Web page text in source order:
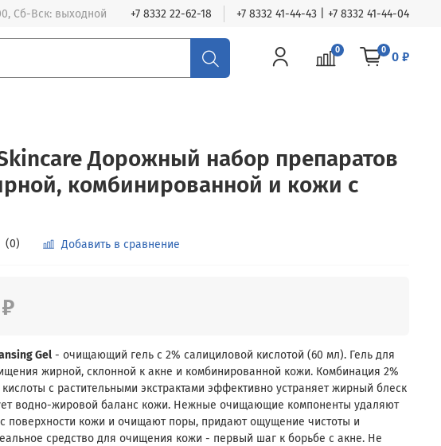
Сб-Вск: выходной +7 8332 22-62-18 +7 8332 41-44-43 | +7 8332 41-44-04
0 0 0 ₽
Дорожный набор препаратов
комбинированной и кожи с
(0) Добавить в сравнение
Gel - очищающий гель с 2% салициловой кислотой (60 мл). Гель для
жирной, склонной к акне и комбинированной кожи. Комбинация 2%
с растительными экстрактами эффективно устраняет жирный блеск
водно-жировой баланс кожи. Нежные очищающие компоненты удаляют
поверхности кожи и очищают поры, придают ощущение чистоты и
средство для очищения кожи - первый шаг к борьбе с акне. Не